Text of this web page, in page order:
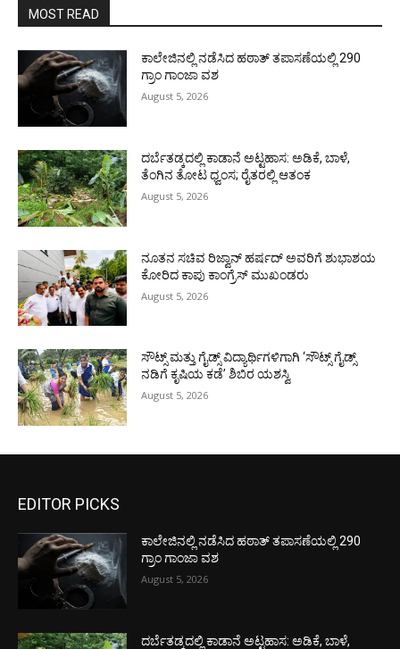
MOST READ
ಕಾಲೇಜಿನಲ್ಲಿ ನಡೆಸಿದ ಹಠಾತ್ ತಪಾಸಣೆಯಲ್ಲಿ 290
ಗ್ರಾಂ ಗಾಂಜಾ ವಶ
August 5, 2026
ದರ್ಬೆತಡ್ಕದಲ್ಲಿ ಕಾಡಾನೆ ಅಟ್ಟಹಾಸ: ಅಡಿಕೆ, ಬಾಳೆ,
ತೆಂಗಿನ ತೋಟ ಧ್ವಂಸ; ರೈತರಲ್ಲಿ ಆತಂಕ
August 5, 2026
ನೂತನ ಸಚಿವ ರಿಜ್ವಾನ್ ಹರ್ಷದ್ ಅವರಿಗೆ ಶುಭಾಶಯ
ಕೋರಿದ ಕಾಪು ಕಾಂಗ್ರೆಸ್ ಮುಖಂಡರು
August 5, 2026
ಸೌಟ್ಸ್ ಮತ್ತು ಗೈಡ್ಸ್ ವಿದ್ಯಾರ್ಥಿಗಳಿಗಾಗಿ ‘ಸೌಟ್ಸ್ ಗೈಡ್ಸ್
ನಡಿಗೆ ಕೃಷಿಯ ಕಡೆ’ ಶಿಬಿರ ಯಶಸ್ವಿ
August 5, 2026
EDITOR PICKS
ಕಾಲೇಜಿನಲ್ಲಿ ನಡೆಸಿದ ಹಠಾತ್ ತಪಾಸಣೆಯಲ್ಲಿ 290
ಗ್ರಾಂ ಗಾಂಜಾ ವಶ
August 5, 2026
ದರ್ಬೆತಡ್ಕದಲ್ಲಿ ಕಾಡಾನೆ ಅಟ್ಟಹಾಸ: ಅಡಿಕೆ, ಬಾಳೆ,